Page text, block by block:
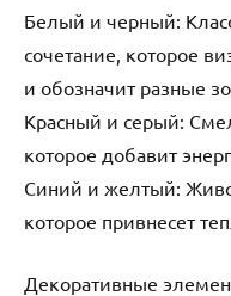
Белый и черный:
сочетание, которое
и обозначит разные
Красный и серый:
которое добавит
Синий и желтый:
которое привнесет
Декоративные